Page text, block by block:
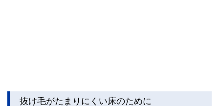
抜け毛がたまりにくい床のために